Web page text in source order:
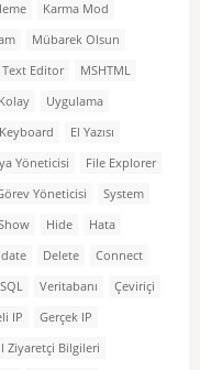
Karma Mod
Mübarek Olsun
Text Editor
MSHTML
Kolay
Uygulama
Keyboard
El Yazısı
Yöneticisi
File Explorer
Yöneticisi
System
Hide
Hata
Delete
Connect
Veritabanı
Çeviriçi
IP
Gerçek IP
Ziyaretçi Bilgileri